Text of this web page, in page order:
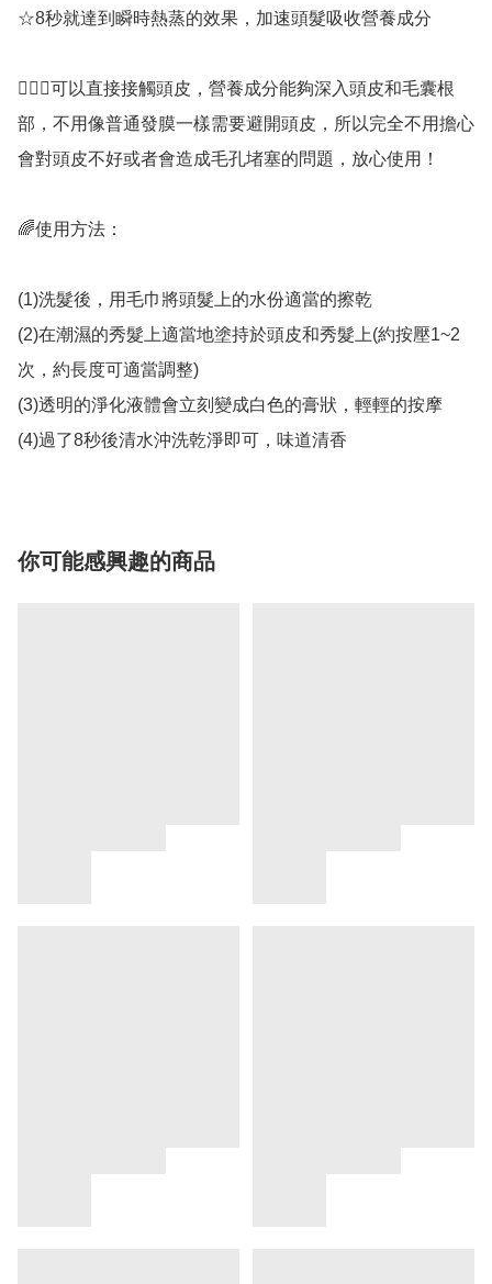
☆8秒就達到瞬時熱蒸的效果，加速頭髮吸收營養成分
💁🏻‍♀️可以直接接觸頭皮，營養成分能夠深入頭皮和毛囊根
部，不用像普通發膜一樣需要避開頭皮，所以完全不用擔心
會對頭皮不好或者會造成毛孔堵塞的問題，放心使用！
🌈使用方法：
(1)洗髮後，用毛巾將頭髮上的水份適當的擦乾
(2)在潮濕的秀髮上適當地塗持於頭皮和秀髮上(約按壓1~2
次，約長度可適當調整)
(3)透明的淨化液體會立刻變成白色的膏狀，輕輕的按摩
你可能感興趣的商品